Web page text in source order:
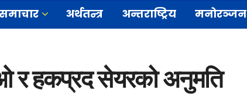
अर्थतन्त्र अन्तराष्ट्रिय मनोरञ्जन
र हकप्रद सेयरको अनुमति